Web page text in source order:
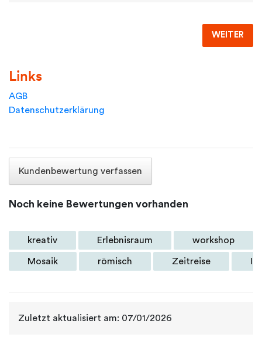
WEITER
Links
AGB
Datenschutzerklärung
Kundenbewertung verfassen
Noch keine Bewertungen vorhanden
kreativ Erlebnisraum workshop
Mosaik römisch Zeitreise
Zuletzt aktualisiert am: 07/01/2026